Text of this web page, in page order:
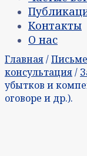
Контакты
О нас
Главная/
консультация/
убытков и
оговоре и др.).